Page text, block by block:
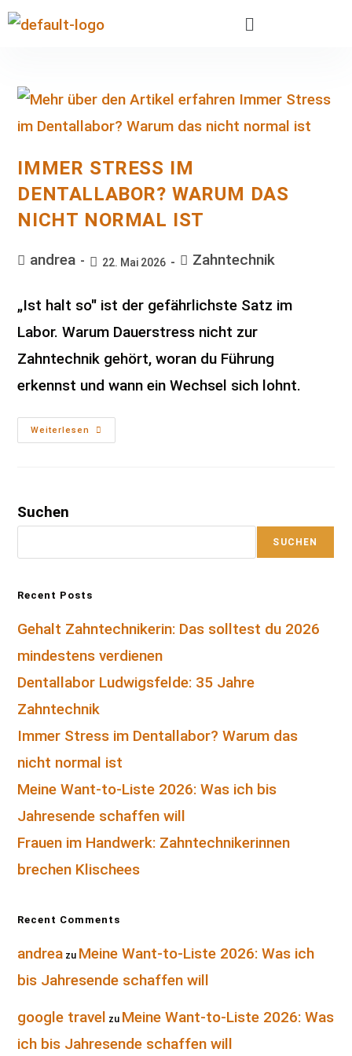
IMMER STRESS IM
DENTALLABOR? WARUM DAS
NICHT NORMAL IST
andrea 22. Mai 2026 Zahntechnik
„Ist halt so" ist der gefährlichste Satz im
Labor. Warum Dauerstress nicht zur
Zahntechnik gehört, woran du Führung
erkennst und wann ein Wechsel sich lohnt.
Weiterlesen
Suchen
SUCHEN
Recent Posts
Gehalt Zahntechnikerin: Das solltest du 2026
mindestens verdienen
Dentallabor Ludwigsfelde: 35 Jahre
Zahntechnik
Immer Stress im Dentallabor? Warum das
nicht normal ist
Meine Want-to-Liste 2026: Was ich bis
Jahresende schaffen will
Frauen im Handwerk: Zahntechnikerinnen
brechen Klischees
Recent Comments
andrea zu Meine Want-to-Liste 2026: Was ich
bis Jahresende schaffen will
google travel zu Meine Want-to-Liste 2026: Was
ich bis Jahresende schaffen will